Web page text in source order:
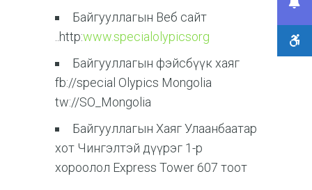
Байгууллагын Веб сайт
..http:www.specialolypicsorg
Байгууллагын фэйсбүүк хаяг
fb://special Olypics Mongolia
tw://SO_Mongolia
Байгууллагын Хаяг Улаанбаатар
хот Чингэлтэй дүүрэг 1-р
хороолол Express Tower 607 тоот